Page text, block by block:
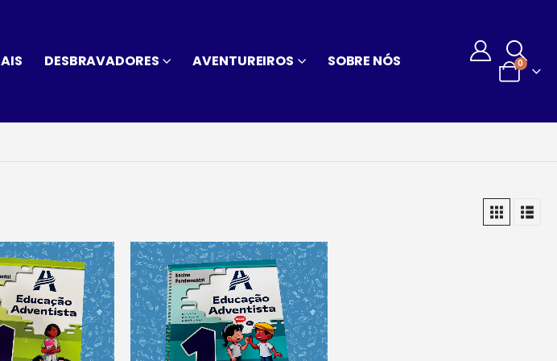
DESBRAVADORES AVENTUREIROS SOBRE NÓS 0